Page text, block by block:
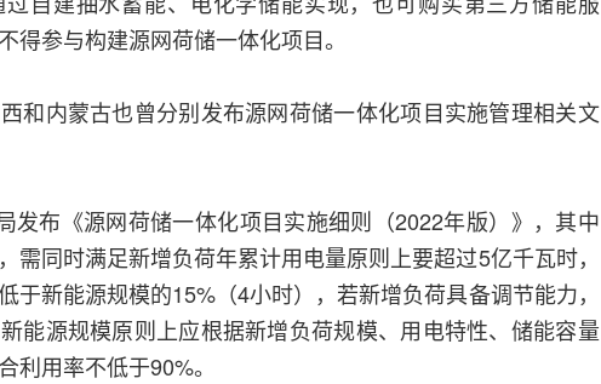
得参与构建源网荷储一体化项目。
和内蒙古也曾分别发布源网荷储一体化项目实施管理相关文
发布《源网荷储一体化项目实施细则（2022年版）》，其中
需同时满足新增负荷年累计用电量原则上要超过5亿千瓦时，
于新能源规模的15%（4小时），若新增负荷具备调节能力，
能源规模原则上应根据新增负荷规模、用电特性、储能容量
利用率不低于90%。